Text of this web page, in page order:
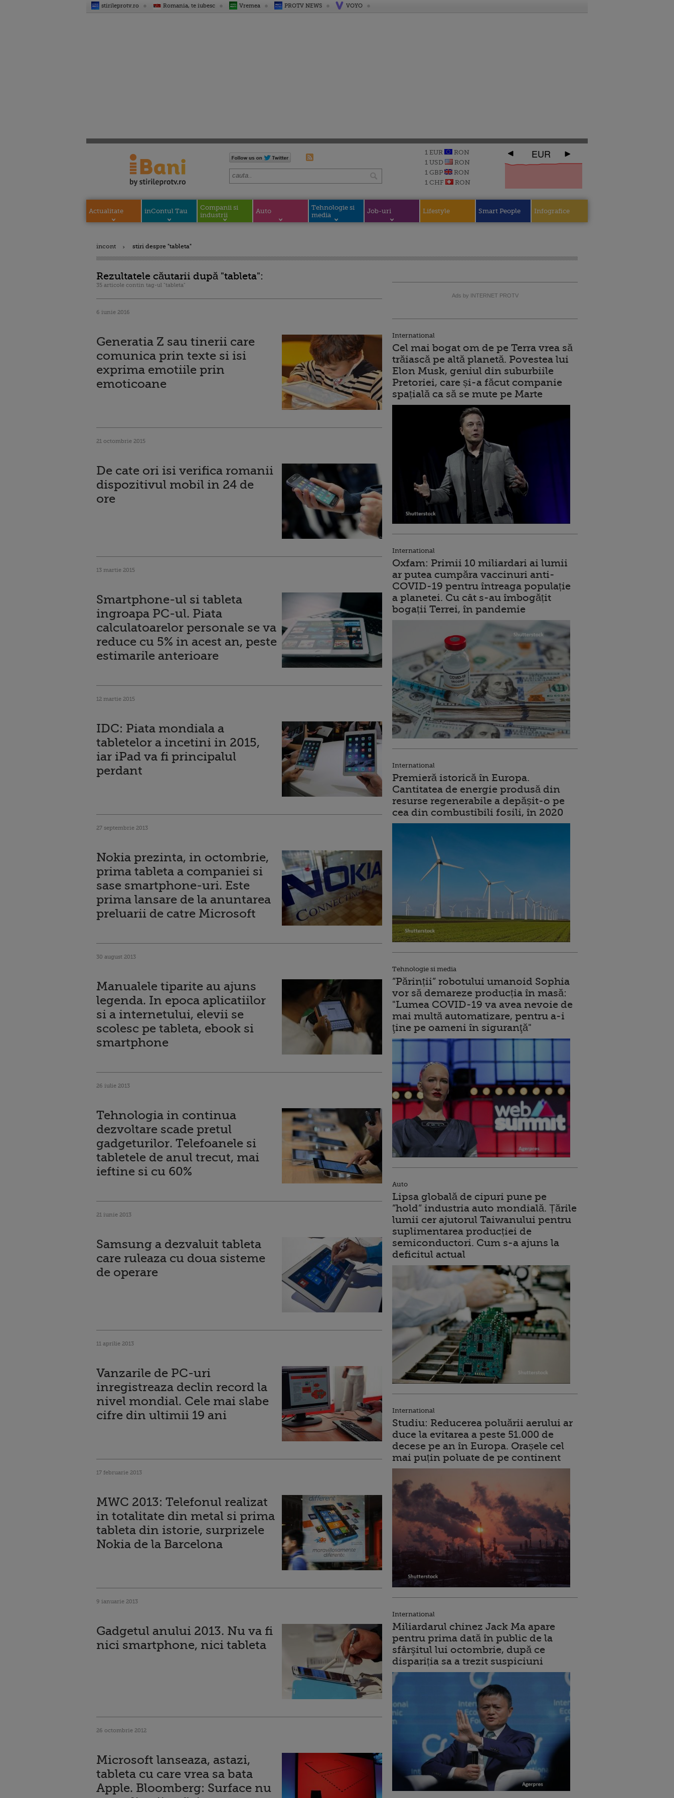
stirileprotv.ro Romania, te iubesc Vremea PROTV NEWS VOYO
1 EUR
RON
1 USD
RON
1 GBP
RON
1 CHF
RON
EUR
Actualitate inContul Tau
Companii si
industrii
Auto
Tehnologie si
media
Job-uri Lifestyle Smart People Infografice
incont stiri despre "tableta"
Rezultatele căutarii după "tableta":
35 articole contin tag-ul "tableta"
6 iunie 2016
Generatia Z sau tinerii care
comunica prin texte si isi
exprima emotiile prin
emoticoane
21 octombrie 2015
De cate ori isi verifica romanii
dispozitivul mobil in 24 de
ore
13 martie 2015
Smartphone-ul si tableta
ingroapa PC-ul. Piata
calculatoarelor personale se va
reduce cu 5% in acest an, peste
estimarile anterioare
12 martie 2015
IDC: Piata mondiala a
tabletelor a incetini in 2015,
iar iPad va fi principalul
perdant
27 septembrie 2013
Nokia prezinta, in octombrie,
prima tableta a companiei si
sase smartphone-uri. Este
prima lansare de la anuntarea
preluarii de catre Microsoft
30 august 2013
Manualele tiparite au ajuns
legenda. In epoca aplicatiilor
si a internetului, elevii se
scolesc pe tableta, ebook si
smartphone
26 iulie 2013
Tehnologia in continua
dezvoltare scade pretul
gadgeturilor. Telefoanele si
tabletele de anul trecut, mai
ieftine si cu 60%
21 iunie 2013
Samsung a dezvaluit tableta
care ruleaza cu doua sisteme
de operare
11 aprilie 2013
Vanzarile de PC-uri
inregistreaza declin record la
nivel mondial. Cele mai slabe
cifre din ultimii 19 ani
17 februarie 2013
MWC 2013: Telefonul realizat
in totalitate din metal si prima
tableta din istorie, surprizele
Nokia de la Barcelona
9 ianuarie 2013
Gadgetul anului 2013. Nu va fi
nici smartphone, nici tableta
26 octombrie 2012
Microsoft lanseaza, astazi,
tableta cu care vrea sa bata
Apple. Bloomberg: Surface nu
Ads by INTERNET PROTV
International
Cel mai bogat om de pe Terra vrea să
trăiască pe altă planetă. Povestea lui
Elon Musk, geniul din suburbiile
Pretoriei, care și-a făcut companie
spațială ca să se mute pe Marte
International
Oxfam: Primii 10 miliardari ai lumii
ar putea cumpăra vaccinuri anti-
COVID-19 pentru întreaga populație
a planetei. Cu cât s-au îmbogățit
bogații Terrei, în pandemie
International
Premieră istorică în Europa.
Cantitatea de energie produsă din
resurse regenerabile a depășit-o pe
cea din combustibili fosili, în 2020
Tehnologie si media
”Părinții” robotului umanoid Sophia
vor să demareze producția în masă:
"Lumea COVID-19 va avea nevoie de
mai multă automatizare, pentru a-i
ţine pe oameni în siguranţă"
Auto
Lipsa globală de cipuri pune pe
”hold” industria auto mondială. Țările
lumii cer ajutorul Taiwanului pentru
suplimentarea producției de
semiconductori. Cum s-a ajuns la
deficitul actual
International
Studiu: Reducerea poluării aerului ar
duce la evitarea a peste 51.000 de
decese pe an în Europa. Orașele cel
mai puțin poluate de pe continent
International
Miliardarul chinez Jack Ma apare
pentru prima dată în public de la
sfârşitul lui octombrie, după ce
dispariția sa a trezit suspiciuni